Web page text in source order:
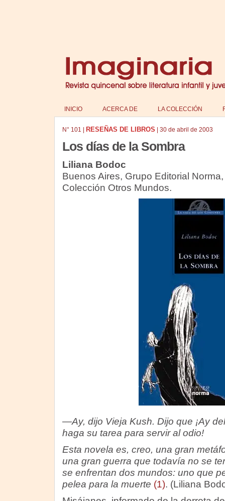
INICIO ACERCA DE LA COLECCIÓN
N° 101 RESEÑAS DE LIBROS 30 de abril de 2003
Los días de la Sombra
Liliana Bodoc
Buenos Aires, Grupo Editorial
Colección Otros Mundos.
—Ay, dijo Vieja Kush. Dijo que ¡Ay
haga su tarea para servir al odio!
Esta novela es, creo, una gran
una gran guerra que todavía no se
se enfrentan dos mundos: uno que
pelea para la muerte (1). (Liliana